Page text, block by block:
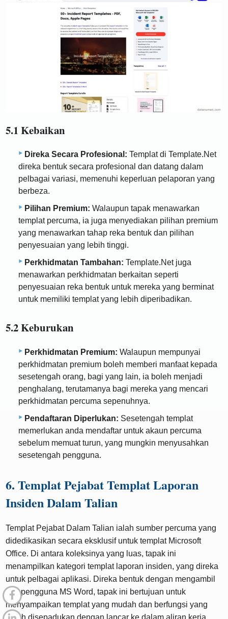
5.1 Kebaikan
Direka Secara Profesional: Templat di Template.Net
direka bentuk secara profesional dan datang dalam
pelbagai variasi, memenuhi keperluan pelaporan yang
berbeza.
Pilihan Premium: Walaupun tapak menawarkan
templat percuma, ia juga menyediakan pilihan premium
yang menawarkan tahap reka bentuk dan pilihan
penyesuaian yang lebih tinggi.
Perkhidmatan Tambahan: Template.Net juga
menawarkan perkhidmatan berkaitan seperti
penyesuaian reka bentuk untuk mereka yang berminat
untuk memiliki templat yang lebih diperibadikan.
5.2 Keburukan
Perkhidmatan Premium: Walaupun mempunyai
perkhidmatan premium boleh memberi manfaat kepada
sesetengah orang, bagi yang lain, ia boleh menjadi
penghalang, terutamanya bagi mereka yang mencari
perkhidmatan percuma sepenuhnya.
Pendaftaran Diperlukan: Sesetengah templat
memerlukan anda mendaftar untuk akaun percuma
sebelum memuat turun, yang mungkin menyusahkan
sesetengah pengguna.
6. Templat Pejabat Templat Laporan
Insiden Dalam Talian
Templat Pejabat Dalam Talian ialah sumber percuma yang
didedikasikan secara eksklusif untuk templat Microsoft
Office. Di antara koleksinya yang luas, tapak ini
menampilkan kategori templat laporan insiden, yang direka
untuk pelbagai aplikasi. Direka bentuk dengan mengambil
kira pengguna MS Word, tapak ini bertujuan untuk
menyampaikan templat yang mudah dan berfungsi yang
boleh disepadukan dengan lancar ke dalam aliran kerja